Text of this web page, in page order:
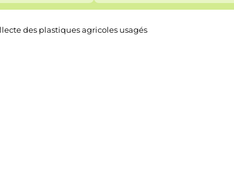
des plastiques agricoles usagés